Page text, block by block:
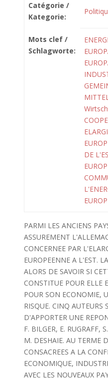
Catégorie /
Kategorie:
Mots clef /
Schlagworte:
DE
PARMI LES ANCIENS
ASSUREMENT
CONCERNEE PAR
EUROPEENNE A L'EST.
ALORS DE SAVOIR SI
CONSTITUE POUR ELLE
POUR SON ECONOMIE,
RISQUE. CINQ AUTEURS
D'APPORTER UNE
F. BILGER, E. RUGRAFF,
M. DESHAIE. AU TERME
CONSACREES A LA
ECONOMIQUE,
AVEC LES NOUVEAUX